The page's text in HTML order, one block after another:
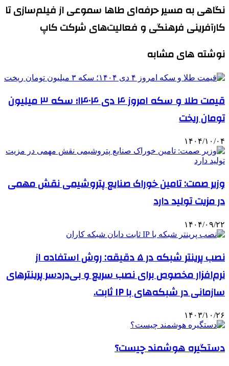
نگاهی به مسیر حرفه‌ای طاها سموعی از فیلم‌سازی تا
کارآفرینی فرهنگی و فعالیت‌های شرکت کاپ
نوشته های مشابه
قیمت طلا و سکه امروز ۴ دی ۱۴۰۴؛ سکه ۳ میلیون
تومان ریخت
۱۴۰۴/۱۰/۰۴
وزیر صمت: تامین خوراک صنایع پتروشیمی نقش مهمی
در مزیت تولید دارد
۱۴۰۴/۰۹/۲۲
نصب پرینتر شبکه در ۵ دقیقه: روش استفاده از
نرم‌افزار مخصوص برای نصب سریع و بی‌دردسر پرینترهای
سازمانی در شبکه‌های با IP ثابت.
۱۴۰۳/۱۰/۲۶
دستگیره هوشمند چیست؟